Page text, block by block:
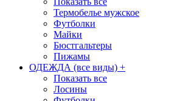
Термобелье мужское
Футболки
Майки
Бюстгальтеры
Пижамы
ОДЕЖДА (все виды) +
Показать все
Лосины